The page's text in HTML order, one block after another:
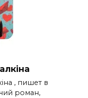
, пишет в
роман,